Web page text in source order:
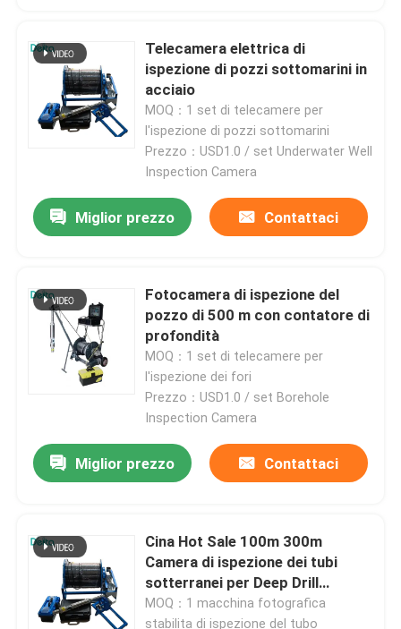
Casa.
Video
Visita alla fabbrica
Controllo della qualità
Contattaci
Apparecchiatura di collaudo elettrica
Attrezzature per prove antincendio
Telecamera elettrica di
ispezione di pozzi sottomarini in
acciaio
MOQ：1 set di telecamere per
l'ispezione di pozzi sottomarini
Prezzo：USD1.0 / set Underwater Well
Inspection Camera
Miglior prezzo Contattaci
Fotocamera di ispezione del
pozzo di 500 m con contatore di
profondità
MOQ：1 set di telecamere per
l'ispezione dei fori
Prezzo：USD1.0 / set Borehole
Inspection Camera
Miglior prezzo Contattaci
Cina Hot Sale 100m 300m
Camera di ispezione dei tubi
sotterranei per Deep Drill
Company
MOQ：1 macchina fotografica
stabilita di ispezione del tubo